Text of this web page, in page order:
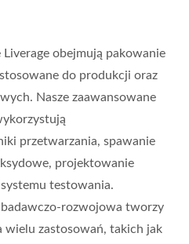
obejmują pakowanie
do produkcji oraz
Nasze zaawansowane
przetwarzania, spawanie
projektowanie
testowania.
rozwojowa tworzy
zastosowań, takich jak